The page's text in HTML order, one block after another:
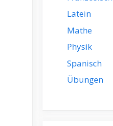
Latein
Mathe
Physik
Spanisch
Übungen